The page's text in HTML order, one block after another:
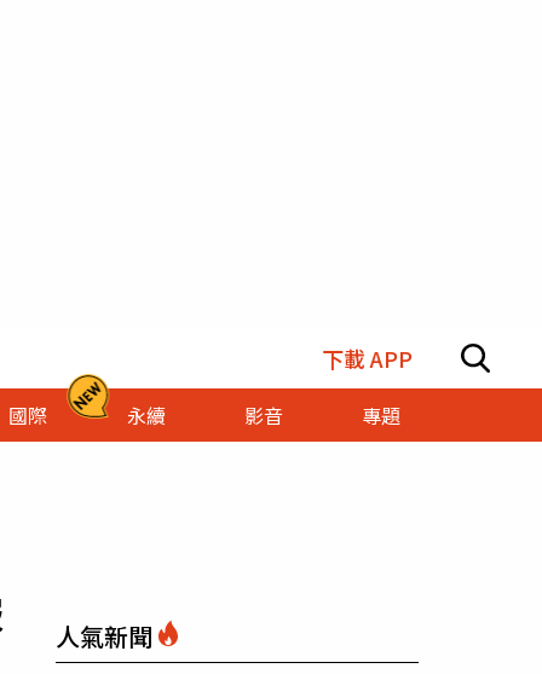
下載 APP
國際 永續 影音 專題
人氣新聞